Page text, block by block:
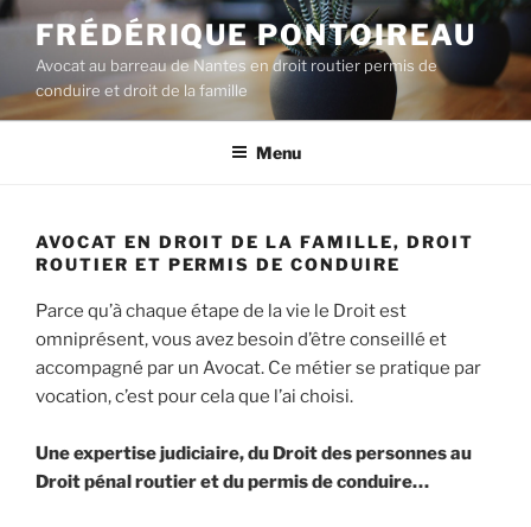
Aller
contenu
principal
FRÉDÉRIQUE PONTOIREAU
Avocat au barreau de Nantes en droit routier permis de
conduire et droit de la famille
Menu
AVOCAT EN DROIT DE LA FAMILLE, DROIT
ROUTIER ET PERMIS DE CONDUIRE
Parce qu’à chaque étape de la vie le Droit est
omniprésent, vous avez besoin d’être conseillé et
accompagné par un Avocat. Ce métier se pratique par
vocation, c’est pour cela que l’ai choisi.
Une expertise judiciaire, du Droit des personnes au
Droit pénal routier et du permis de conduire…